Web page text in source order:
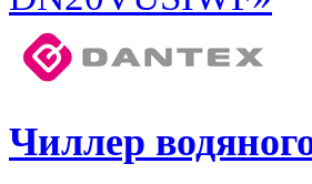
Чиллер